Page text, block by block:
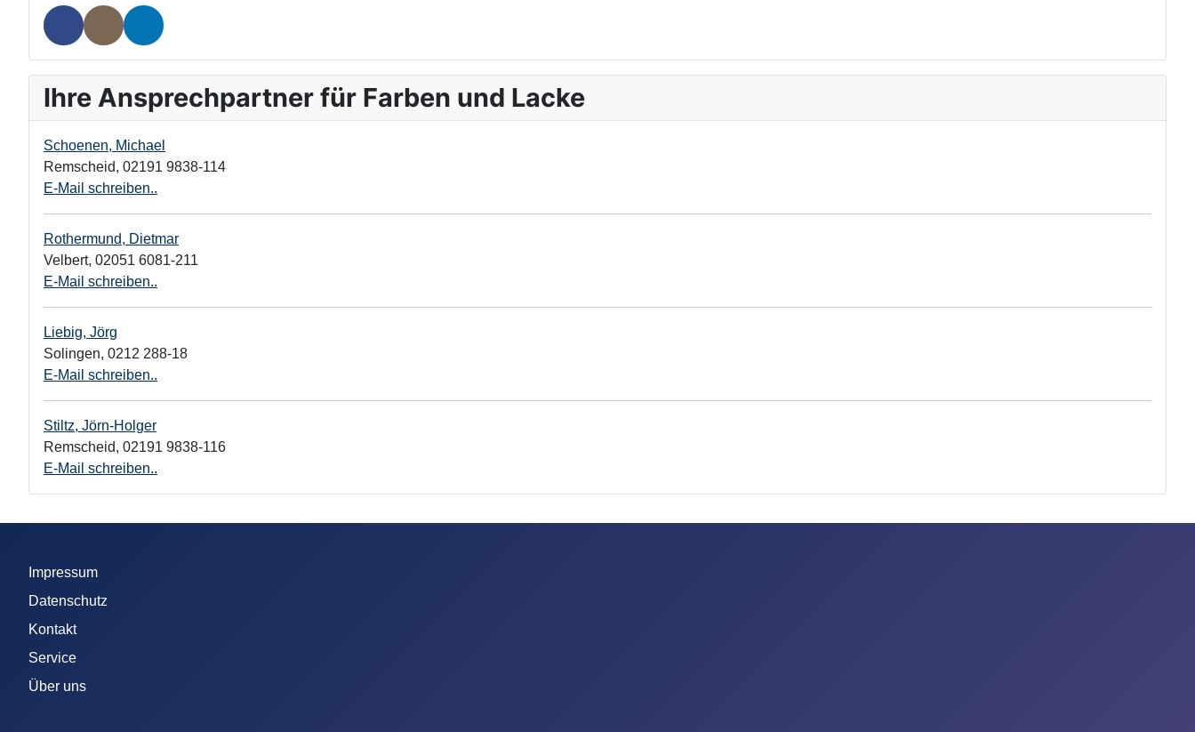
Ihre Ansprechpartner für Farben und Lacke
Schoenen, Michael
Remscheid, 02191 9838-114
E-Mail schreiben..
Rothermund, Dietmar
Velbert, 02051 6081-211
E-Mail schreiben..
Liebig, Jörg
Solingen, 0212 288-18
E-Mail schreiben..
Stiltz, Jörn-Holger
Remscheid, 02191 9838-116
E-Mail schreiben..
Impressum
Datenschutz
Kontakt
Service
Über uns